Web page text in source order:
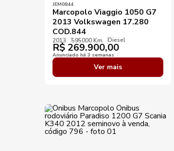
JEM0844
Marcopolo Viaggio 1050 G7
2013 Volkswagen 17.280
COD.844
2013 595000 Km Diesel
R$ 269.900,00
Anunciado há 3 semanas
Ver mais